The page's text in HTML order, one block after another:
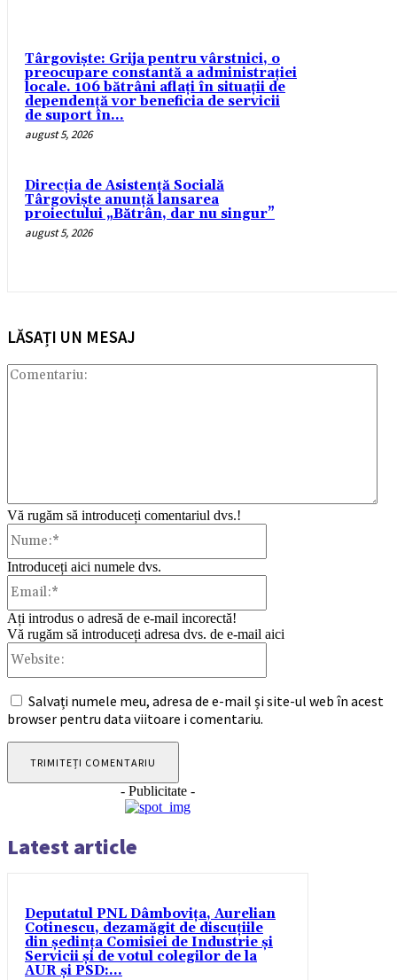
Târgoviște: Grija pentru vârstnici, o
preocupare constantă a administrației
locale. 106 bătrâni aflați în situații de
dependență vor beneficia de servicii
de suport în...
august 5, 2026
Direcția de Asistență Socială
Târgoviște anunță lansarea
proiectului „Bătrân, dar nu singur”
august 5, 2026
LĂSAȚI UN MESAJ
Vă rugăm să introduceți comentariul dvs.!
Introduceți aici numele dvs.
Ați introdus o adresă de e-mail incorectă!
Vă rugăm să introduceți adresa dvs. de e-mail aici
Salvați numele meu, adresa de e-mail și site-ul web în acest
browser pentru data viitoare i comentariu.
- Publicitate -
Latest article
Deputatul PNL Dâmbovița, Aurelian
Cotinescu, dezamăgit de discuțiile
din ședința Comisiei de Industrie și
Servicii și de votul colegilor de la
AUR și PSD:...